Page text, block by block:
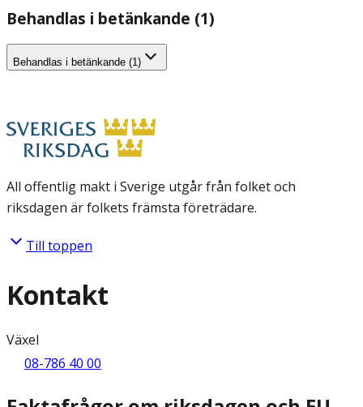
Behandlas i betänkande (1)
Behandlas i betänkande (1)
All offentlig makt i Sverige utgår från folket och
riksdagen är folkets främsta företrädare.
Till toppen
Kontakt
Växel
08-786 40 00